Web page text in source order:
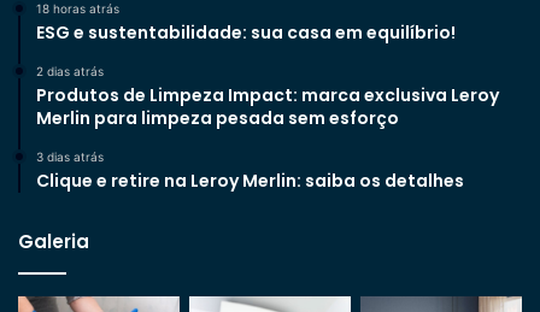
18 horas atrás
ESG e sustentabilidade: sua casa em equilíbrio!
2 dias atrás
Produtos de Limpeza Impact: marca exclusiva Leroy
Merlin para limpeza pesada sem esforço
3 dias atrás
Clique e retire na Leroy Merlin: saiba os detalhes
Galeria